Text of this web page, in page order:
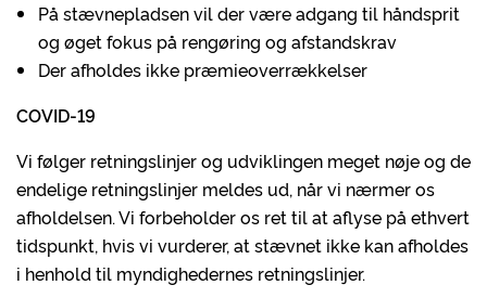
På stævnepladsen vil der være adgang til håndsprit
og øget fokus på rengøring og afstandskrav
Der afholdes ikke præmieoverrækkelser
COVID-19
Vi følger retningslinjer og udviklingen meget nøje og de
endelige retningslinjer meldes ud, når vi nærmer os
afholdelsen. Vi forbeholder os ret til at aflyse på ethvert
tidspunkt, hvis vi vurderer, at stævnet ikke kan afholdes
i henhold til myndighedernes retningslinjer.